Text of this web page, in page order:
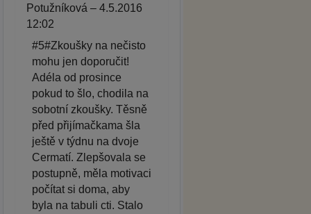
Potužníková – 4.5.2016
12:02
#5#Zkoušky na nečisto
mohu jen doporučit!
Adéla od prosince
pokud to šlo, chodila na
sobotní zkoušky. Těsně
před přijímačkama šla
ještě v týdnu na dvoje
Cermatí. Zlepšovala se
postupně, měla motivaci
počítat si doma, aby
byla na tabuli cti. Stalo